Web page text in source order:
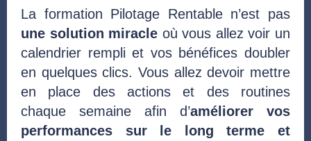
La formation Pilotage Rentable n’est pas
une solution miracle où vous allez voir un
calendrier rempli et vos bénéfices doubler
en quelques clics. Vous allez devoir mettre
en place des actions et des routines
chaque semaine afin d’améliorer vos
performances sur le long terme et